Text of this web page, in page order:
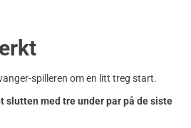
spilleren om en litt treg start.
slutten med tre under par på de siste